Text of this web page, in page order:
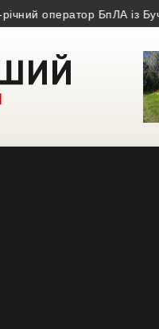
оператор БпЛА із Бучаччини